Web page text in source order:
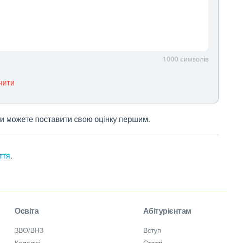
1000 символів
можете поставити свою оцінку першим.
.
Освіта
ЗВО/ВНЗ
Абітурієнтам
Вступ